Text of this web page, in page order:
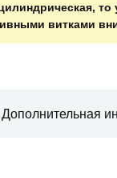
то
витками
Дополнительная